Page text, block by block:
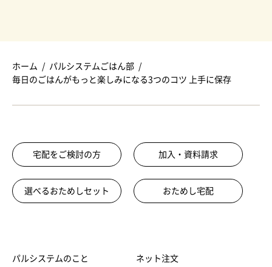
ホーム
パルシステムごはん部
毎日のごはんがもっと楽しみになる3つのコツ 上手に保存
宅配をご検討の方 加入・資料請求
選べるおためしセット おためし宅配
パルシステムのこと ネット注文